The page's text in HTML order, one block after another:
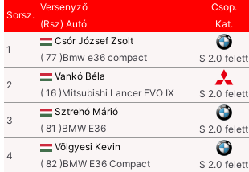
Sorsz.
Versenyző
(Rsz) Autó
Csop.
Kat.
1
Csór József Zsolt
( 77 )Bmw e36 compact
S 2.0 felett
2
Vankó Béla
( 16 )Mitsubishi Lancer EVO IX
S 2.0 felett
3
Sztrehó Márió
( 81 )BMW E36
S 2.0 felett
4
Völgyesi Kevin
( 82 )BMW E36 Compact
S 2.0 felett